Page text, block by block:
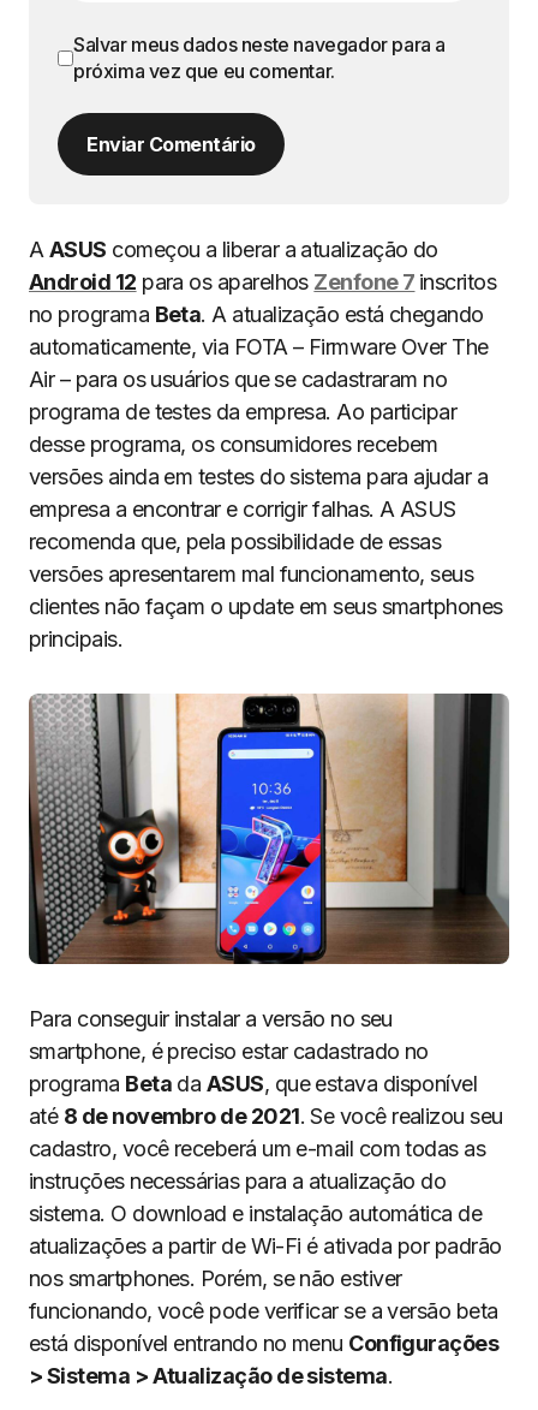
Salvar meus dados neste navegador para a
próxima vez que eu comentar.
Enviar Comentário
A ASUS começou a liberar a atualização do
Android 12 para os aparelhos Zenfone 7 inscritos
no programa Beta. A atualização está chegando
automaticamente, via FOTA – Firmware Over The
Air – para os usuários que se cadastraram no
programa de testes da empresa. Ao participar
desse programa, os consumidores recebem
versões ainda em testes do sistema para ajudar a
empresa a encontrar e corrigir falhas. A ASUS
recomenda que, pela possibilidade de essas
versões apresentarem mal funcionamento, seus
clientes não façam o update em seus smartphones
principais.
Para conseguir instalar a versão no seu
smartphone, é preciso estar cadastrado no
programa Betada ASUS, que estava disponível
até 8 de novembro de 2021. Se você realizou seu
cadastro, você receberá um e-mail com todas as
instruções necessárias para a atualização do
sistema. O download e instalação automática de
atualizações a partir de Wi-Fi é ativada por padrão
nos smartphones. Porém, se não estiver
funcionando, você pode verificar se a versão beta
está disponível entrando no menu Configurações
> Sistema > Atualização de sistema.